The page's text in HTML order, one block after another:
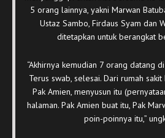
5 orang lainnya, yakni Marwan
Ustaz Sambo, Firdaus Syam dan
ditetapkan untuk berangkat
“Akhirnya kemudian 7 orang datang
Terus swab, selesai. Dari rumah
Pak Amien, menyusun itu
halaman. Pak Amien buat itu, Pak
poin-poinnya itu,”